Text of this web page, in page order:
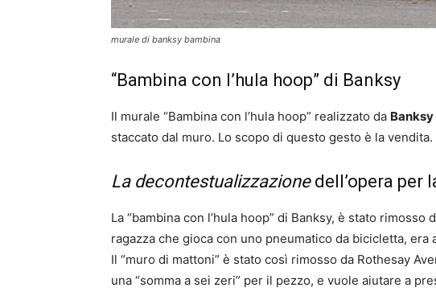
murale di banksy bambina
“Bambina con l’hula hoop” di Banksy
Il murale “Bambina con l’hula hoop” realizzato da Banksy
staccato dal muro. Lo scopo di questo gesto è la vendita.
La decontestualizzazionedell’opera per
La “bambina con l’hula hoop” di Banksy, è stato
ragazza che gioca con uno pneumatico da bicicletta,
Il “muro di mattoni” è stato così rimosso da Rothesay
una “somma a sei zeri” per il pezzo, e vuole aiutare a